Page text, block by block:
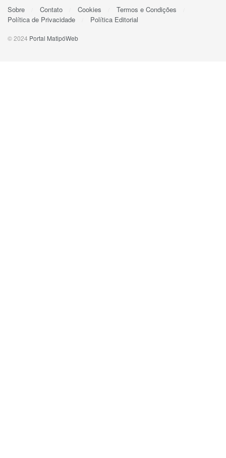
Sobre Contato Cookies
Termos e Condições
Política de Privacidade
Política Editorial
© 2024 Portal MatipóWeb